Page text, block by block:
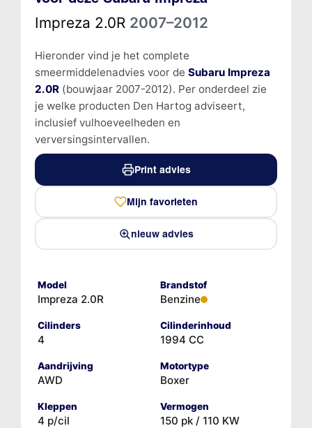
Impreza 2.0R 2007–2012
Hieronder vind je het complete
smeermiddelenadvies voor de Subaru Impreza
2.0R(bouwjaar 2007-2012). Per onderdeel zie
je welke producten Den Hartog adviseert,
inclusief vulhoeveelheden en
verversingsintervallen.
Print advies
Mijn favorieten
nieuw advies
Model
Impreza 2.0R
Brandstof
Benzine
Cilinders
4
Cilinderinhoud
1994 CC
Aandrijving
AWD
Motortype
Boxer
Kleppen
4 p/cil
Vermogen
150 pk / 110 KW